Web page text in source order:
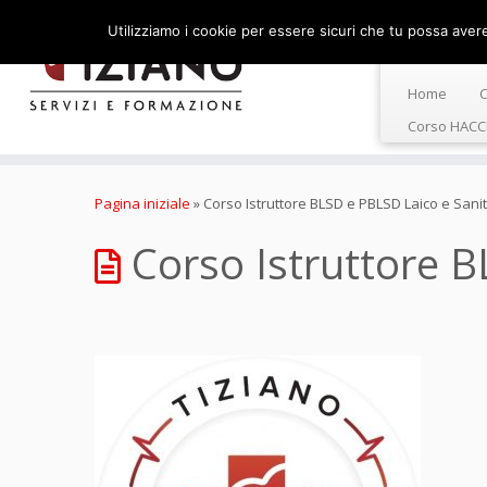
Home
Corso
Pagina iniziale » Corso Istruttore BLSD e PBLSD Laico e
Corso Istruttore
Utilizziamo i cookie per essere sicuri che tu possa